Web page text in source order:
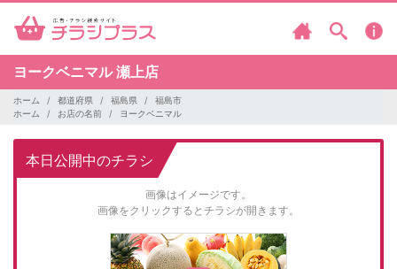
ヨークベニマル瀬上店
ホーム 都道府県 福島県
福島市
ホーム
お店の名前 ヨークベニマル
本日公開中のチラシ
画像はイメージです。
画像をクリックするとチラシが開きます。